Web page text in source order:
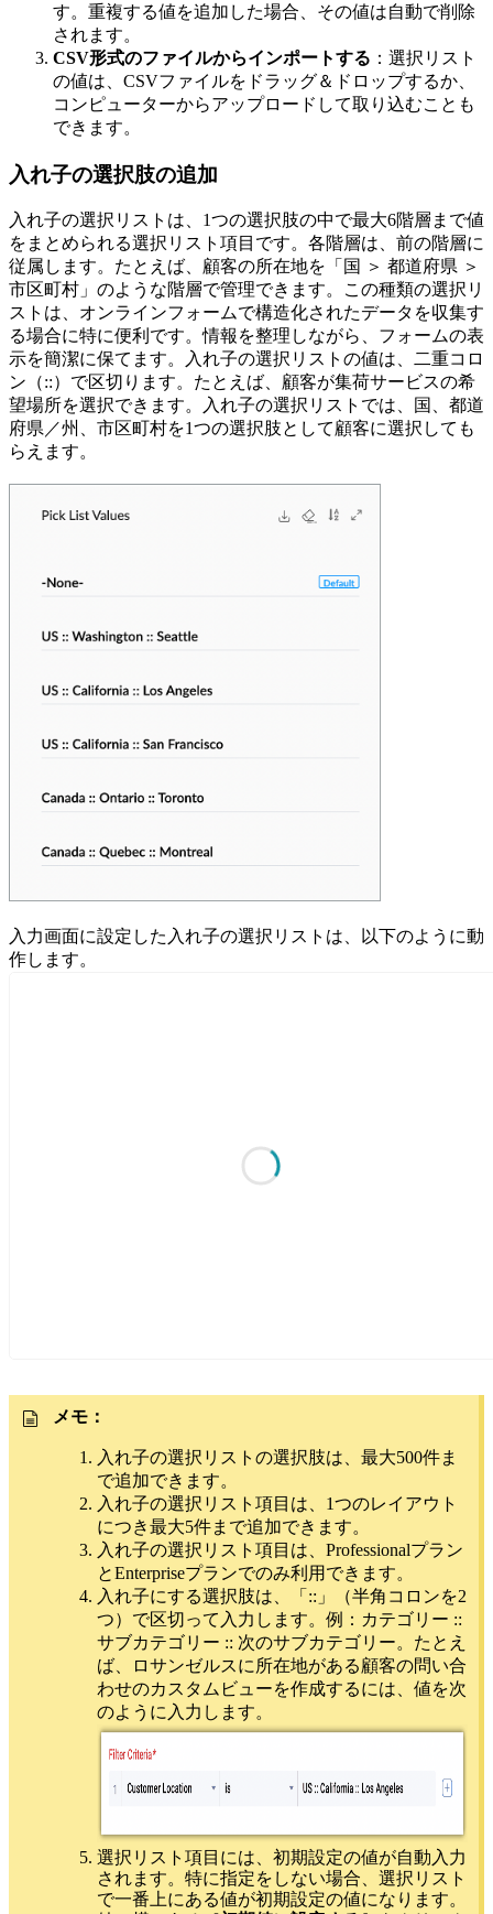
す。重複する値を追加した場合、その値は自動で削除
されます。
CSV形式のファイルからインポートする ：選択リスト
の値は、CSVファイルをドラッグ＆ドロップするか、
コンピューターからアップロードして取り込むことも
できます。
入れ子の選択肢の追加
入れ子の選択リストは、1つの選択肢の中で最大6階層まで値
をまとめられる選択リスト項目です。各階層は、前の階層に
従属します。たとえば、顧客の所在地を「国 ＞ 都道府県 ＞
市区町村」のような階層で管理できます。この種類の選択リ
ストは、オンラインフォームで構造化されたデータを収集す
る場合に特に便利です。情報を整理しながら、フォームの表
示を簡潔に保てます。入れ子の選択リストの値は、二重コロ
ン（::）で区切ります。たとえば、顧客が集荷サービスの希
望場所を選択できます。入れ子の選択リストでは、国、都道
府県／州、市区町村を1つの選択肢として顧客に選択しても
らえます。
入力画面に設定した入れ子の選択リストは、以下のように動
作します。
メモ：
入れ子の選択リストの選択肢は、最大500件ま
で追加できます。
入れ子の選択リスト項目は、1つのレイアウト
につき最大5件まで追加できます。
入れ子の選択リスト項目は、Professionalプラン
とEnterpriseプランでのみ利用できます。
入れ子にする選択肢は、「::」（半角コロンを2
つ）で区切って入力します。例：カテゴリー ::
サブカテゴリー :: 次のサブカテゴリー。たとえ
ば、ロサンゼルスに所在地がある顧客の問い合
わせのカスタムビューを作成するには、値を次
のように入力します。
選択リスト項目には、初期設定の値が自動入力
されます。特に指定をしない場合、選択リスト
で一番上にある値が初期設定の値になります。